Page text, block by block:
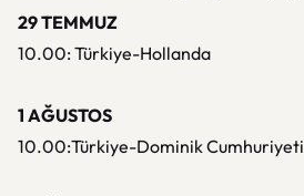
29 TEMMUZ
10.00: Türkiye-Hollanda
1 AĞUSTOS
10.00:Türkiye-Dominik Cumhuriyeti